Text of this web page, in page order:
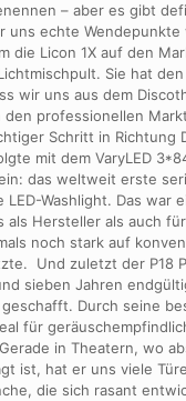
– aber es gibt
uns echte Wendepunkte
die Licon 1X auf den
Sie hat
wir uns aus dem
den professionellen
Schritt in Richtung
mit dem VaryLED
das weltweit erste
LED-Washlight. Das war
als Hersteller als auch
noch stark auf
Und zuletzt der P18
sieben Jahren
Durch seine
für
in Theatern, wo
ist, hat er uns viele
die sich rasant